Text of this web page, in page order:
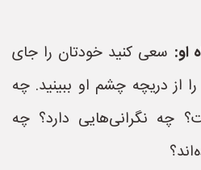
او: سعی کنید خودتان را جای
از دریچه چشم او ببینید. چه
چه نگرانی‌هایی دارد؟ چه